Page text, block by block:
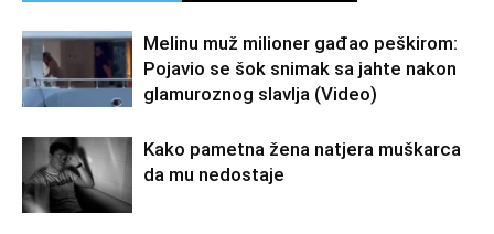
Melinu muž milioner gađao peškirom:
Pojavio se šok snimak sa jahte nakon
glamuroznog slavlja (Video)
Kako pametna žena natjera muškarca
da mu nedostaje